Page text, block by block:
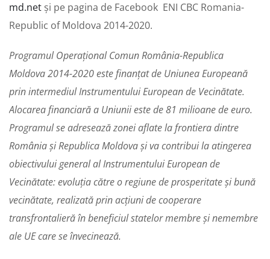
md.net și pe pagina de Facebook ENI CBC Romania-
Republic of Moldova 2014-2020.
Programul Operațional Comun România-Republica
Moldova 2014-2020 este finanțat de Uniunea Europeană
prin intermediul Instrumentului European de Vecinătate.
Alocarea financiară a Uniunii este de 81 milioane de euro.
Programul se adresează zonei aflate la frontiera dintre
România și Republica Moldova și va contribui la atingerea
obiectivului general al Instrumentului European de
Vecinătate: evoluția către o regiune de prosperitate și bună
vecinătate, realizată prin acțiuni de cooperare
transfrontalieră în beneficiul statelor membre și nemembre
ale UE care se învecinează.